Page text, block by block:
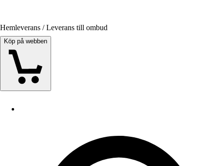
Hemleverans / Leverans till ombud
Köp på webben